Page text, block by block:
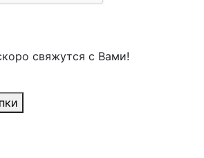
свяжутся с Вами!